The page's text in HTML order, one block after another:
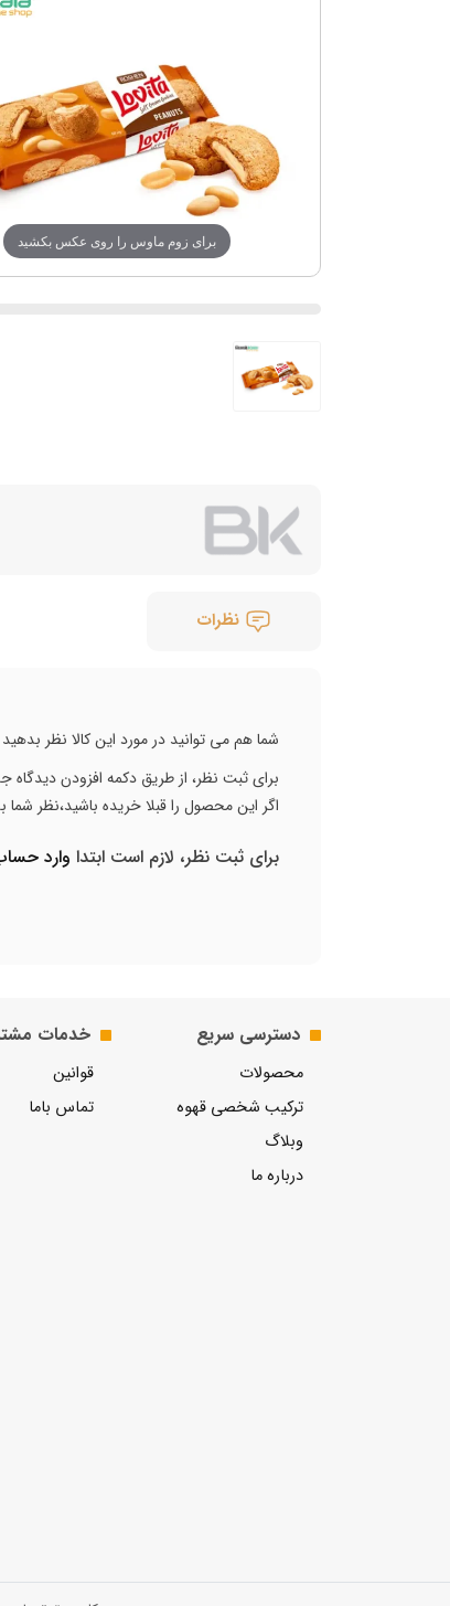
برای زوم ماوس را روی عکس بکشید
نظرات
شما هم می توانید در مورد این کالا نظر بدهید
برای ثبت نظر، از طریق دکمه افزودن دیدگاه
اگر این محصول را قبلا خریده باشید،نظر
برای ثبت نظر، لازم است ابتدا وارد
دسترسی سریع
محصولات
ترکیب شخصی قهوه
وبلاگ
درباره ما
خدمات
قوانین
تماس باما